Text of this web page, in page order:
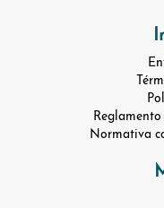
Normativa